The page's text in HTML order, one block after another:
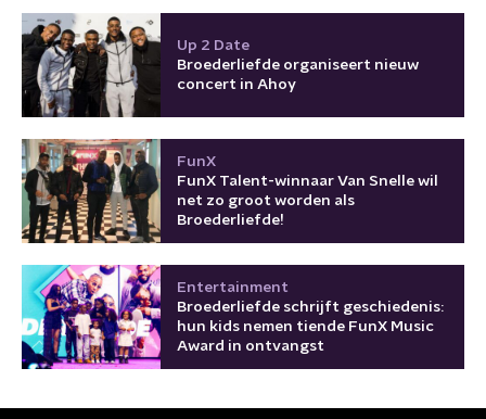
Up 2 Date
Broederliefde organiseert nieuw
concert in Ahoy
FunX
FunX Talent-winnaar Van Snelle wil
net zo groot worden als
Broederliefde!
Entertainment
Broederliefde schrijft geschiedenis:
hun kids nemen tiende FunX Music
Award in ontvangst